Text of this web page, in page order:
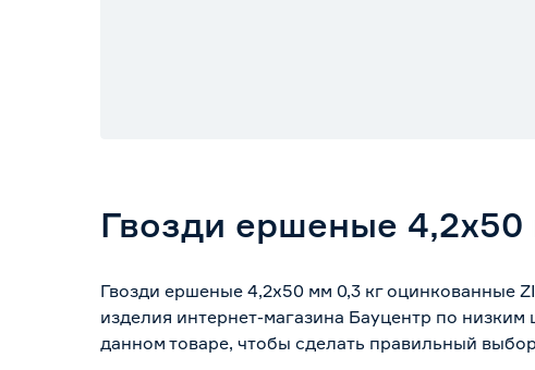
Гвозди ершеные 4,2х50
Гвозди ершеные 4,2х50 мм 0,3 кг оцинкованные
изделия интернет-магазина Бауцентр по
данном товаре, чтобы сделать правильный